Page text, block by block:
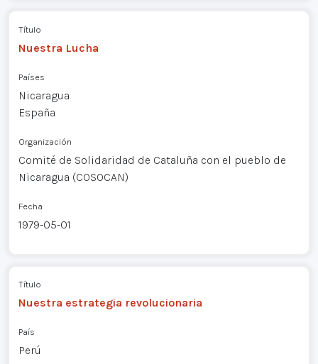
Título
Nuestra Lucha
Países
Nicaragua
España
Organización
Comité de Solidaridad de Cataluña con el pueblo de
Nicaragua (COSOCAN)
Fecha
1979-05-01
Título
Nuestra estrategia revolucionaria
País
Perú